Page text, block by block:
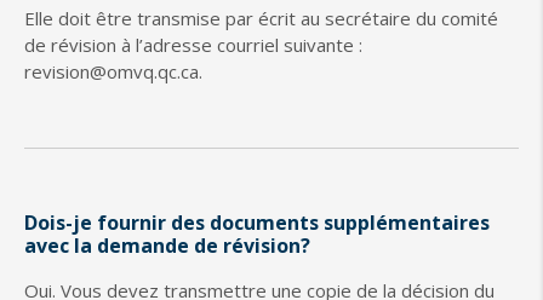
Elle doit être transmise par écrit au secrétaire du comité
de révision à l’adresse courriel suivante :
revision@omvq.qc.ca.
Dois-je fournir des documents supplémentaires
avec la demande de révision?
Oui. Vous devez transmettre une copie de la décision du